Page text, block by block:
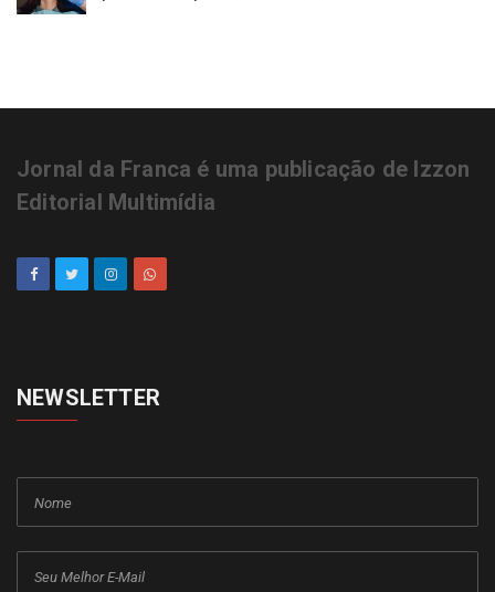
Jornal da Franca é uma publicação de Izzon
Editorial Multimídia
NEWSLETTER